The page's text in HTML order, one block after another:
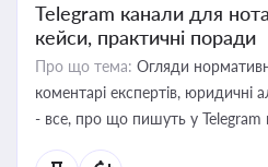
Telegram канали для
кейси, практичні поради
Про що тема: Огляди
коментарі експертів, юридичні
- все, про що пишуть у Telegram